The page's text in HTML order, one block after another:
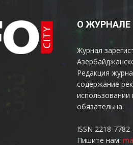
О ЖУРНАЛЕ
Журнал
Редакция
содержание
использовании
обязательна.
ISSN 2218-7782
Пишите нам: